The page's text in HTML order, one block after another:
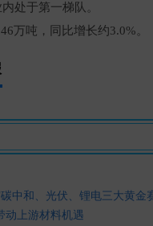
处于第一梯队。
万吨，同比增长约3.0%。
中和、光伏、锂电三大黄金
动上游材料机遇